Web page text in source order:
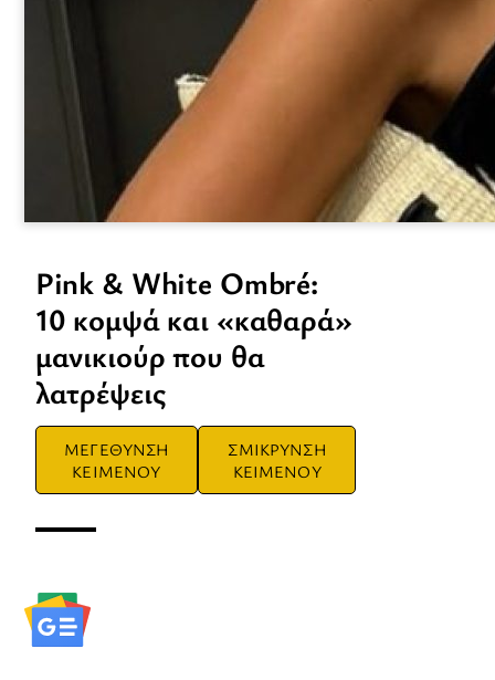
Pink & White Ombré:
10 κομψά και «καθαρά»
μανικιούρ που θα
λατρέψεις
ΜΕΓΕΘΥΝΣΗ
ΚΕΙΜΕΝΟΥ
ΣΜΙΚΡΥΝΣΗ
ΚΕΙΜΕΝΟΥ